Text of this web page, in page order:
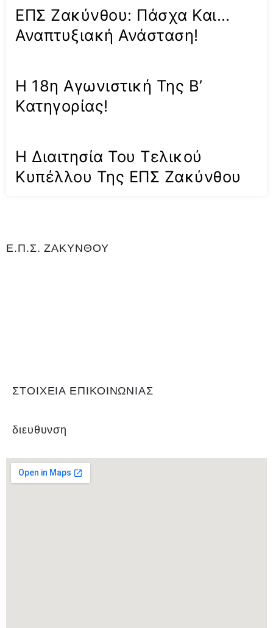
ΕΠΣ Ζακύνθου: Πάσχα Και…
Αναπτυξιακή Ανάσταση!
Η 18η Αγωνιστική Της Β’
Κατηγορίας!
Η Διαιτησία Του Τελικού
Κυπέλλου Της ΕΠΣ Ζακύνθου
Ε.Π.Σ. ΖΑΚΥΝΘΟΥ
ΣΤΟΙΧΕΙΑ ΕΠΙΚΟΙΝΩΝΙΑΣ
διευθυνση